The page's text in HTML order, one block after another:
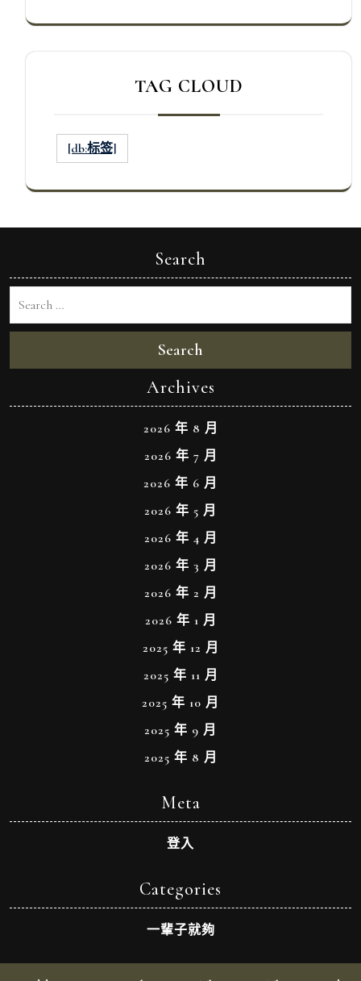
TAG CLOUD
[db:标签]
Search
Search
Archives
2026 年 8 月
2026 年 7 月
2026 年 6 月
2026 年 5 月
2026 年 4 月
2026 年 3 月
2026 年 2 月
2026 年 1 月
2025 年 12 月
2025 年 11 月
2025 年 10 月
2025 年 9 月
2025 年 8 月
Meta
登入
Categories
一輩子就夠